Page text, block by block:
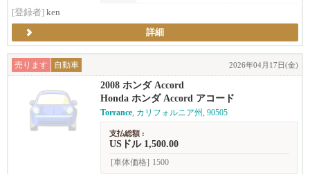
[登録者] ken
詳細
売ります 自動車 2026年04月17日(金)
2008 ホンダ Accord
Honda ホンダ Accord アコード
Torrance, カリフォルニア州, 90505
支払総額 :
USドル 1,500.00
[車体価格] 1500